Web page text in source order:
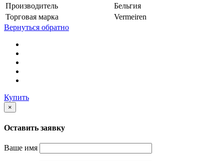
Производитель
Бельгия
Торговая марка
Vermeiren
Вернуться обратно
Купить
×
Оставить заявку
Ваше имя